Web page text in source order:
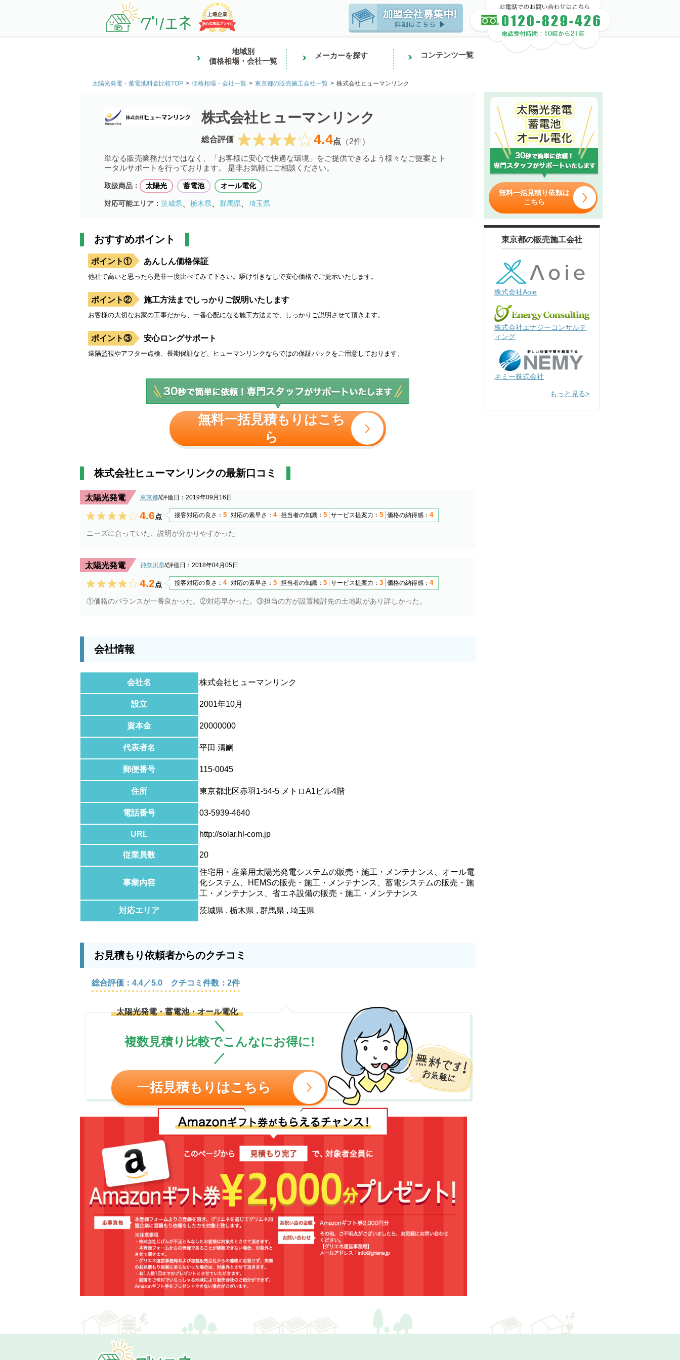
地域別
価格相場・会社一覧
メーカーを探す コンテンツ一覧
太陽光発電・蓄電池料金比較TOP 価格相場・会社一覧 東京都の販売施工会社一覧 株式会社ヒューマンリンク
株式会社ヒューマンリンク
総合評価 4.4点 （2件）
単なる販売業務だけではなく、「お客様に安心で快適な環境」をご提供できるよう様々なご提案とト
ータルサポートを行っております。 是非お気軽にご相談ください。
取扱商品： 太陽光 蓄電池 オール電化
対応可能エリア： 茨城県、 栃木県、 群馬県、 埼玉県
おすすめポイント
あんしん価格保証
他社で高いと思ったら是非一度比べてみて下さい。駆け引きなしで安心価格でご提示いたします。
施工方法までしっかりご説明いたします
お客様の大切なお家の工事だから、一番心配になる施工方法まで、しっかりご説明させて頂きます。
安心ロングサポート
遠隔監視やアフター点検、長期保証など、ヒューマンリンクならではの保証パックをご用意しております。
無料一括見積もりはこち
ら
株式会社ヒューマンリンクの最新口コミ
太陽光発電 東京都//評価日：2019年09月16日
4.6点 接客対応の良さ： 5 対応の素早さ： 4 担当者の知識： 5 サービス提案力： 5 価格の納得感： 4
ニーズに合っていた、説明が分かりやすかった
太陽光発電 神奈川県//評価日：2018年04月05日
4.2点 接客対応の良さ： 4 対応の素早さ： 5 担当者の知識： 5 サービス提案力： 3 価格の納得感： 4
①価格のバランスが一番良かった。②対応早かった。③担当の方が設置検討先の土地勘があり詳しかった。
会社情報
会社名 株式会社ヒューマンリンク
設立 2001年10月
資本金 20000000
代表者名 平田 清嗣
郵便番号 115-0045
住所 東京都北区赤羽1-54-5 メトロA1ビル4階
電話番号 03-5939-4640
URL http://solar.hl-com.jp
従業員数 20
事業内容
住宅用・産業用太陽光発電システムの販売・施工・メンテナンス、オール電
化システム、HEMSの販売・施工・メンテナンス、蓄電システムの販売・施
工・メンテナンス、省エネ設備の販売・施工・メンテナンス
対応エリア
茨城県 , 栃木県 , 群馬県 , 埼玉県
お見積もり依頼者からのクチコミ
総合評価：4.4／5.0 クチコミ件数：2件
太陽光発電・蓄電池・オール電化
＼
複数見積り比較でこんなにお得に!
／
一括見積もりはこちら
無料一括見積り依頼は
こちら
東京都の販売施工会社
株式会社Aoie
株式会社エナジーコンサルテ
ィング
ネミー株式会社
もっと見る>